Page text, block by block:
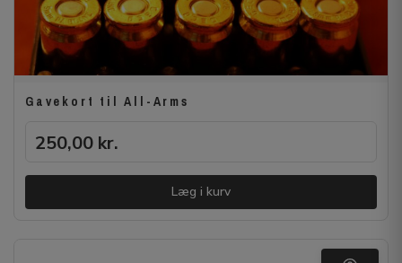
Gavekort til All-Arms
250,00 kr.
Læg i kurv